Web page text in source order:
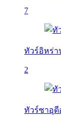
7
ทัวร์อิหร่า
2
ทัวร์ซาอุดี